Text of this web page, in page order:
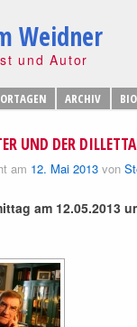
Weidner
und Autor
ARCHIV
UND DER
am 12. Mai 2013 von
am 12.05.2013